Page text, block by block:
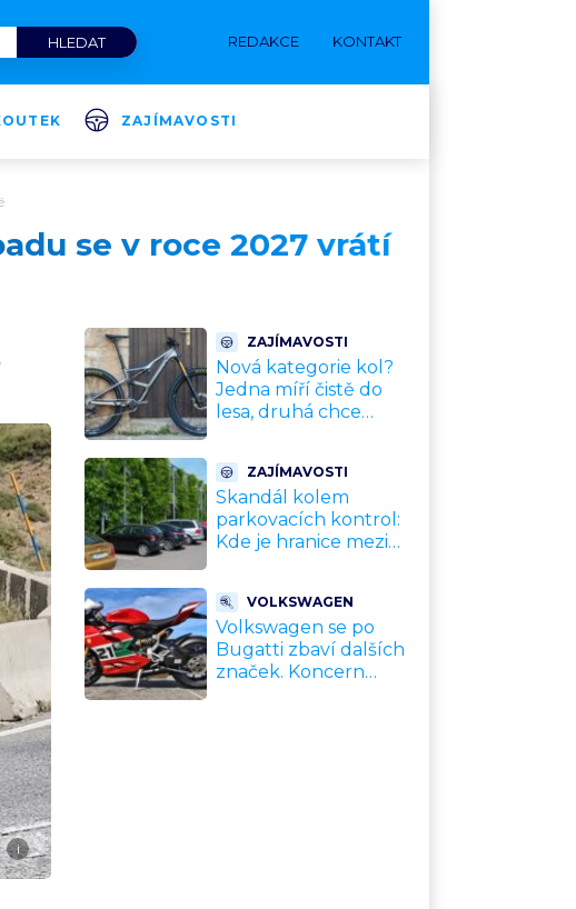
REDAKCE KONTAKT
ZAJÍMAVOSTI
se v roce 2027 vrátí
i
ZAJÍMAVOSTI
Nová kategorie kol?
Jedna míří čistě do
lesa, druhá chce
rozporuplné názory
ZAJÍMAVOSTI
Skandál kolem
parkovacích kontrol:
Kde je hranice mezi
výhoda, velký
problém
VOLKSWAGEN
Volkswagen se po
Bugatti zbaví dalších
značek. Koncern